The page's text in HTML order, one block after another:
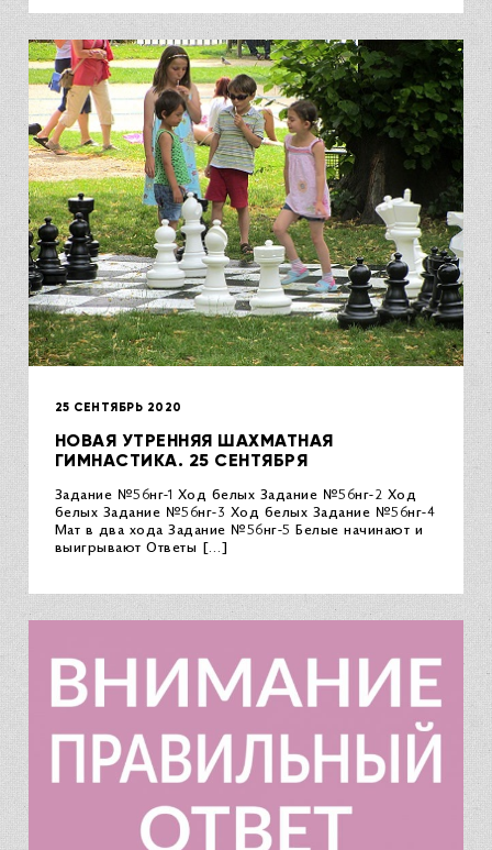
25 СЕНТЯБРЬ 2020
НОВАЯ УТРЕННЯЯ ШАХМАТНАЯ
ГИМНАСТИКА. 25 СЕНТЯБРЯ
Задание №56нг-1 Ход белых Задание №56нг-2 Ход
белых Задание №56нг-3 Ход белых Задание №56нг-4
Мат в два хода Задание №56нг-5 Белые начинают и
выигрывают Ответы […]